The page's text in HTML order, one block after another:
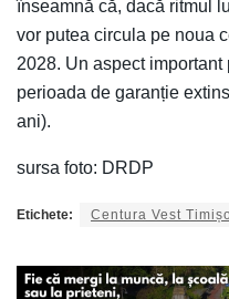
înseamnă că, dacă ritmul
vor putea circula pe noua
2028. Un aspect
perioada de garanție
ani).
sursa foto: DRDP
Etichete: Centura Vest